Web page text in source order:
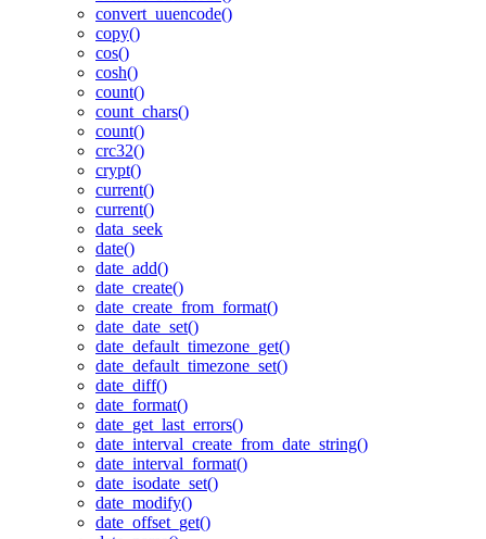
convert_uuencode()
copy()
cos()
cosh()
count()
count_chars()
count()
crc32()
crypt()
current()
current()
data_seek
date()
date_add()
date_create()
date_create_from_format()
date_date_set()
date_default_timezone_get()
date_default_timezone_set()
date_diff()
date_format()
date_get_last_errors()
date_interval_create_from_date_string()
date_interval_format()
date_isodate_set()
date_modify()
date_offset_get()